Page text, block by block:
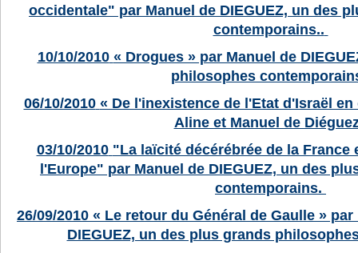
occidentale" par Manuel de DIEGUEZ, un des
contemporains..
10/10/2010 « Drogues » par Manuel de
philosophes
06/10/2010 « De l'inexistence de l'Etat d'Israël
Aline et Manuel de
03/10/2010 "La laïcité décérébrée de la
l'Europe" par Manuel de DIEGUEZ, un des
contemporains.
26/09/2010 « Le retour du Général de Gaulle »
DIEGUEZ, un des plus grands